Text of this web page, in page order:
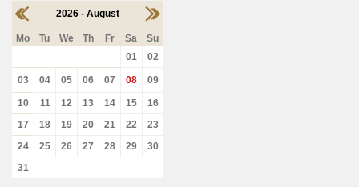
2026 - August
Mo Tu We Th Fr Sa
Su
01
02
03 04 05 06 07 08 09
10 11 12 13 14 15
16
17
18 19 20 21 22
23
24
25 26 27 28 29
30
31